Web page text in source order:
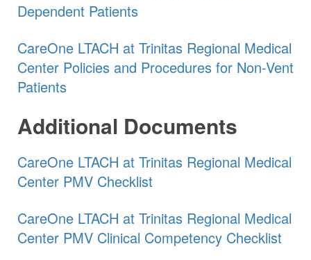
Dependent Patients
CareOne LTACH at Trinitas Regional Medical
Center Policies and Procedures for Non-Vent
Patients
Additional Documents
CareOne LTACH at Trinitas Regional Medical
Center PMV Checklist
CareOne LTACH at Trinitas Regional Medical
Center PMV Clinical Competency Checklist